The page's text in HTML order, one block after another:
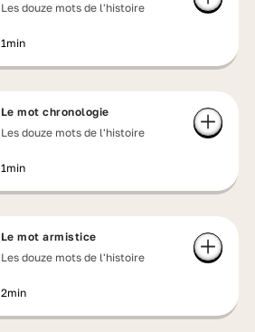
Les douze mots de l'histoire
1min
Le mot chronologie
Les douze mots de l'histoire
1min
Le mot armistice
Les douze mots de l'histoire
2min